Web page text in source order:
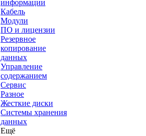
информации
Кабель
Модули
ПО и лицензии
Резервное
копирование
данных
Управление
содержанием
Сервис
Разное
Жесткие диски
Системы хранения
данных
Ещё